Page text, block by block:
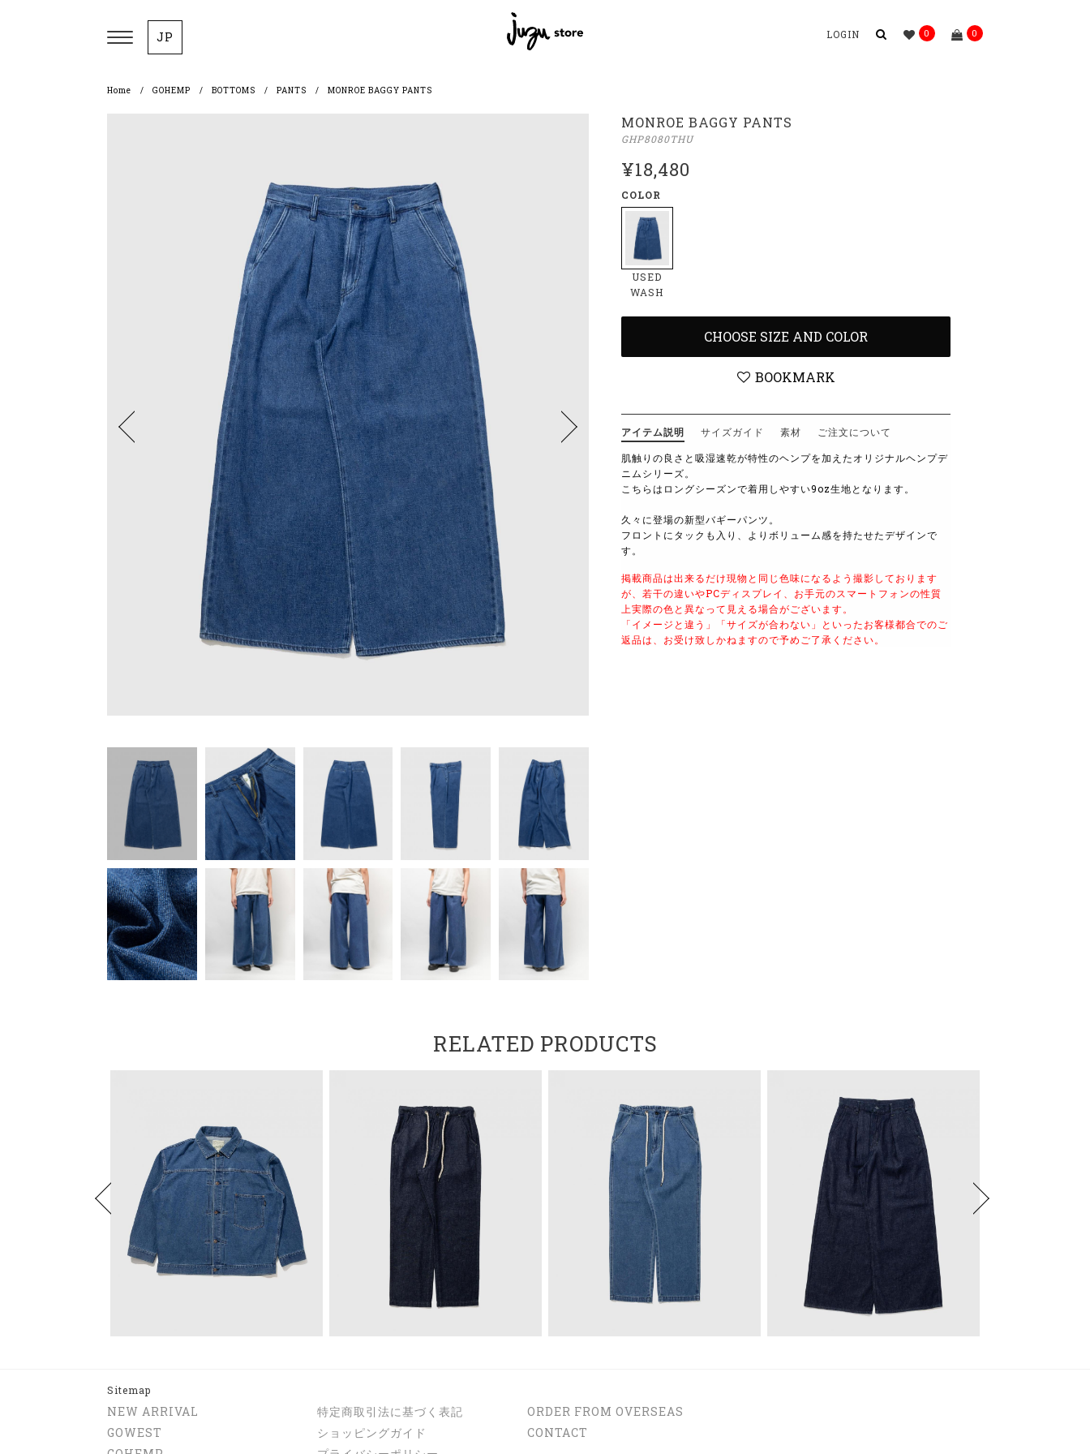
JP LOGIN 0 0
Home GOHEMP BOTTOMS PANTS MONROE BAGGY PANTS
MONROE BAGGY PANTS
GHP8080THU
¥18,480
COLOR
USED
WASH
CHOOSE SIZE AND COLOR
BOOKMARK
アイテム説明 サイズガイド 素材
ご注文について
肌触りの良さと吸湿速乾が特性のヘンプを加えたオリジナルヘンプデ
ニムシリーズ。
こちらはロングシーズンで着用しやすい9oz生地となります。
久々に登場の新型バギーパンツ。
フロントにタックも入り、よりボリューム感を持たせたデザインで
す。
掲載商品は出来るだけ現物と同じ色味になるよう撮影しております
が、若干の違いやPCディスプレイ、お手元のスマートフォンの性質
上実際の色と異なって見える場合がございます。
「イメージと違う」「サイズが合わない」といったお客様都合でのご
返品は、お受け致しかねますので予めご了承ください。
RELATED PRODUCTS
Sitemap
NEW ARRIVAL
GOWEST
特定商取引法に基づく表記
ショッピングガイド
ORDER FROM OVERSEAS
CONTACT